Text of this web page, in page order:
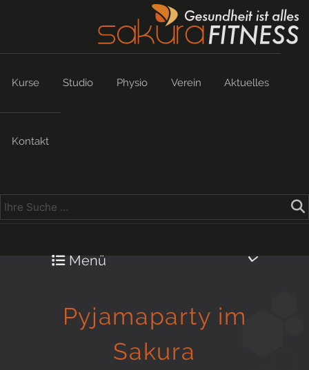
Kurse Studio Physio Verein Aktuelles
Kontakt
Menü
Gesund in Form
Pyjamaparty im
Sakura